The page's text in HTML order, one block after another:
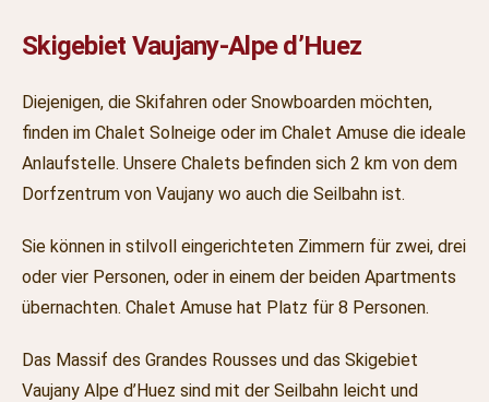
Skigebiet Vaujany-Alpe d’Huez
Diejenigen, die Skifahren oder Snowboarden möchten,
finden im Chalet Solneige oder im Chalet Amuse die ideale
Anlaufstelle. Unsere Chalets befinden sich 2 km von dem
Dorfzentrum von Vaujany wo auch die Seilbahn ist.
Sie können in stilvoll eingerichteten Zimmern für zwei, drei
oder vier Personen, oder in einem der beiden Apartments
übernachten. Chalet Amuse hat Platz für 8 Personen.
Das Massif des Grandes Rousses und das Skigebiet
Vaujany Alpe d’Huez sind mit der Seilbahn leicht und